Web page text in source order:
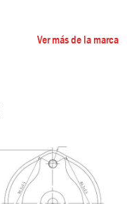
Ver más de la marca